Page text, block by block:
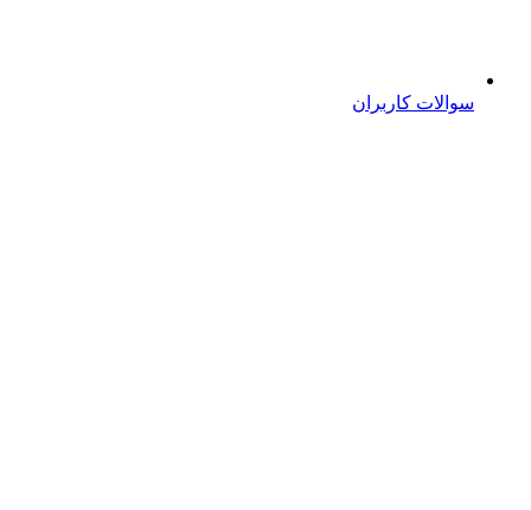
سوالات کاربران